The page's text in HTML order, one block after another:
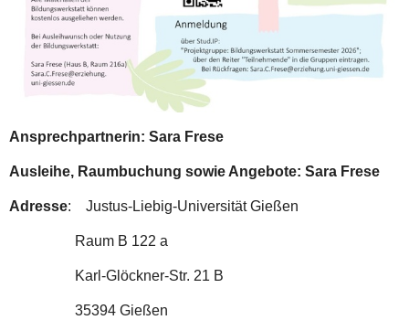
Ansprechpartnerin: Sara Frese
Ausleihe, Raumbuchung sowie Angebote: Sara Frese
Adresse: Justus-Liebig-Universität Gießen
Raum B 122 a
Karl-Glöckner-Str. 21 B
35394 Gießen